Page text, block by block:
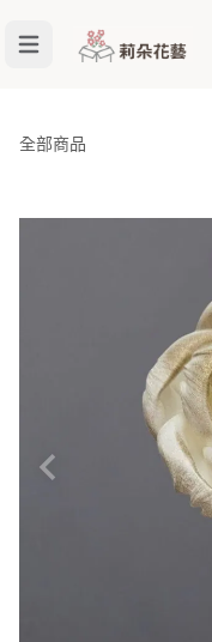
全部商品